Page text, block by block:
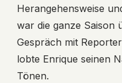
Herangehensweise
war die ganze Saison
Gespräch mit
lobte Enrique seinen
Tönen.